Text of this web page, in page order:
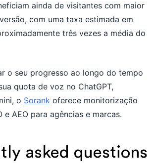
ainda de visitantes com maior
com uma taxa estimada em
três vezes a média do
o seu progresso ao longo do tempo
quota de voz no ChatGPT,
o Sorank oferece monitorização
e AEO para agências e marcas.
asked questions